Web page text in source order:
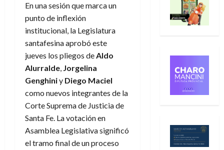
En una sesión que marca un
punto de inflexión
institucional, la Legislatura
santafesina aprobó este
jueves los pliegos deAldo
Alurralde, Jorgelina
Genghiniy Diego Maciel
como nuevos integrantes de la
Corte Suprema de Justicia de
Santa Fe. La votación en
Asamblea Legislativa significó
el tramo final de un proceso